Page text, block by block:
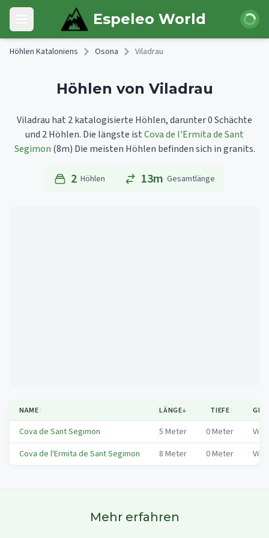
Skip to main content
Open main menu Espeleo World
Höhlen Kataloniens Osona Viladrau
Höhlen von Viladrau
Viladrau hat 2 katalogisierte Höhlen, darunter 0 Schächte
und 2 Höhlen. Die längste istCova de l'Ermita de Sant
Segimon (8m) Die meisten Höhlen befinden sich in granits.
2 Höhlen 13m Gesamtlänge
NAME↕ LÄNGE↓ TIEFE↕
Cova de Sant Segimon 5 Meter 0Meter
Cova de l'Ermita de Sant Segimon
8 Meter 0Meter
Mehr erfahren